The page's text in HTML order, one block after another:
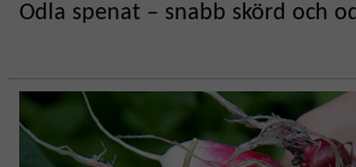
Odla spenat – snabb skörd och